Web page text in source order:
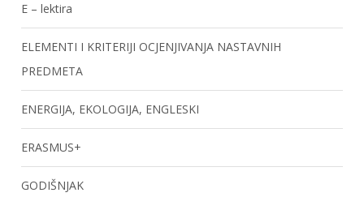
E – lektira
ELEMENTI I KRITERIJI OCJENJIVANJA NASTAVNIH
PREDMETA
ENERGIJA, EKOLOGIJA, ENGLESKI
ERASMUS+
GODIŠNJAK